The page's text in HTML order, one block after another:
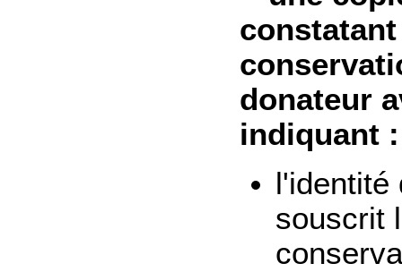
donateur
indiquant :
l'identité
souscrit